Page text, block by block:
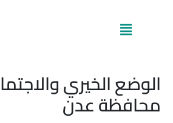
القائمة
الوضع الخيري
محافظة عدن